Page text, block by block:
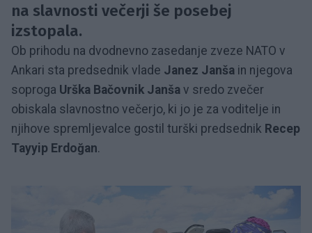
na slavnosti večerji še posebej
izstopala.
Ob prihodu na dvodnevno zasedanje zveze NATO v
Ankari sta predsednik vlade Janez Janša in njegova
soproga Urška Bačovnik Janša v sredo zvečer
obiskala slavnostno večerjo, ki jo je za voditelje in
njihove spremljevalce gostil turški predsednik Recep
Tayyip Erdoğan.